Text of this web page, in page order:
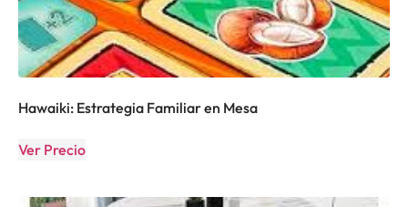
Hawaiki: Estrategia Familiar en Mesa
Ver Precio